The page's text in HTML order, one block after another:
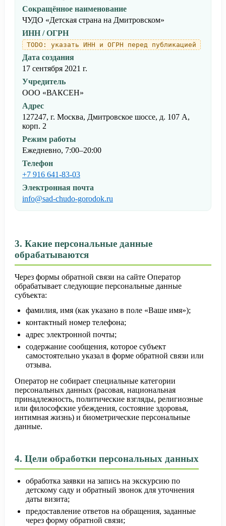
Сокращённое наименование
ЧУДО «Детская страна на Дмитровском»
ИНН / ОГРН
TODO: указать ИНН и ОГРН перед публикацией
Дата создания
17 сентября 2021 г.
Учредитель
ООО «ВАКСЕН»
Адрес
127247, г. Москва, Дмитровское шоссе, д. 107 А,
корп. 2
Режим работы
Ежедневно, 7:00–20:00
Телефон
+7 916 641-83-03
Электронная почта
info@sad-chudo-gorodok.ru
3. Какие персональные данные
обрабатываются
Через формы обратной связи на сайте Оператор
обрабатывает следующие персональные данные
субъекта:
фамилия, имя (как указано в поле «Ваше имя»);
контактный номер телефона;
адрес электронной почты;
содержание сообщения, которое субъект
самостоятельно указал в форме обратной связи или
отзыва.
Оператор не собирает специальные категории
персональных данных (расовая, национальная
принадлежность, политические взгляды, религиозные
или философские убеждения, состояние здоровья,
интимная жизнь) и биометрические персональные
данные.
4. Цели обработки персональных данных
обработка заявки на запись на экскурсию по
детскому саду и обратный звонок для уточнения
даты визита;
предоставление ответов на обращения, заданные
через форму обратной связи;